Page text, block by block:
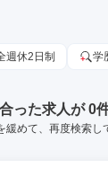
週休2日制 学
った求人が 0
緩めて、再度検索し